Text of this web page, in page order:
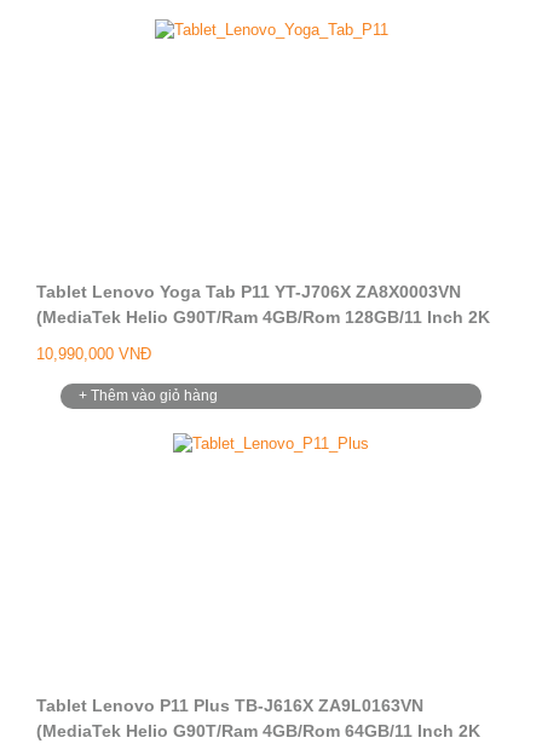
Tablet Lenovo Yoga Tab P11 YT-J706X ZA8X0003VN
(MediaTek Helio G90T/Ram 4GB/Rom 128GB/11 Inch 2K
8.0MP/Android 11)
10,990,000 VNĐ
+ Thêm vào giỏ hàng
Tablet Lenovo P11 Plus TB-J616X ZA9L0163VN
(MediaTek Helio G90T/Ram 4GB/Rom 64GB/11 Inch 2K